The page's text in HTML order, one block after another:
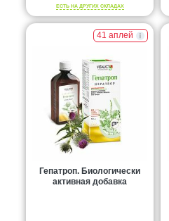
ЕСТЬ НА ДРУГИХ СКЛАДАХ
41 аплей
Гепатроп. Биологически
активная добавка